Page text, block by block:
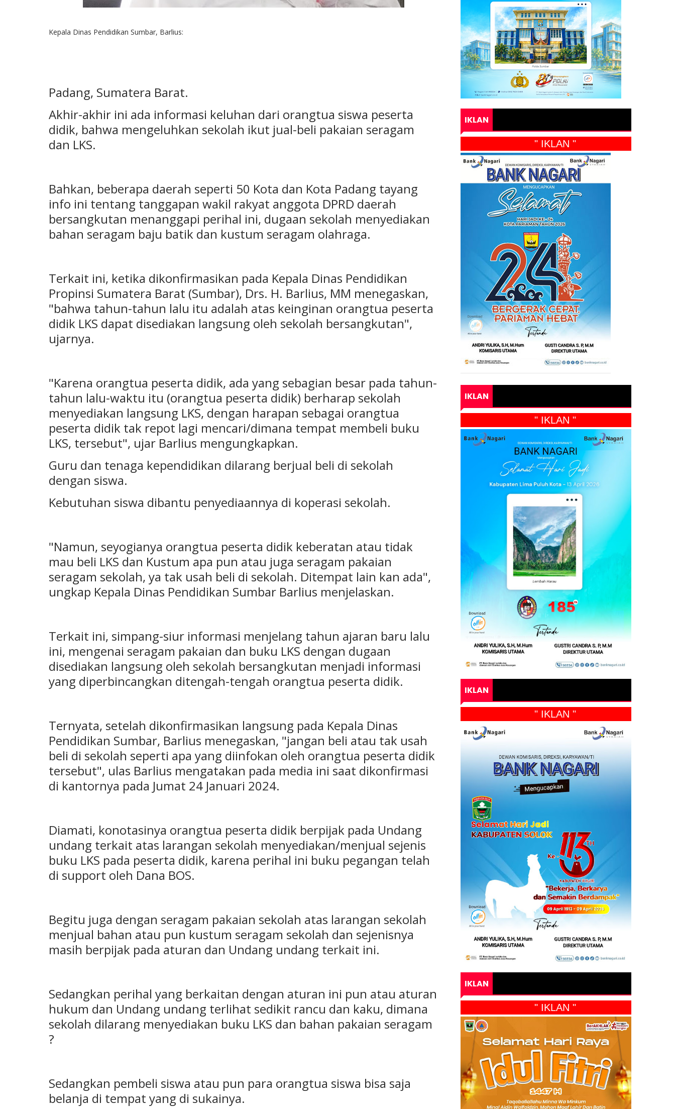
Kepala Dinas Pendidikan Sumbar, Barlius:
Padang, Sumatera Barat.
Akhir-akhir ini ada informasi keluhan dari orangtua siswa peserta
didik, bahwa mengeluhkan sekolah ikut jual-beli pakaian seragam
dan LKS.
Bahkan, beberapa daerah seperti 50 Kota dan Kota Padang tayang
info ini tentang tanggapan wakil rakyat anggota DPRD daerah
bersangkutan menanggapi perihal ini, dugaan sekolah menyediakan
bahan seragam baju batik dan kustum seragam olahraga.
Terkait ini, ketika dikonfirmasikan pada Kepala Dinas Pendidikan
Propinsi Sumatera Barat (Sumbar), Drs. H. Barlius, MM menegaskan,
"bahwa tahun-tahun lalu itu adalah atas keinginan orangtua peserta
didik LKS dapat disediakan langsung oleh sekolah bersangkutan",
ujarnya.
"Karena orangtua peserta didik, ada yang sebagian besar pada tahun-
tahun lalu-waktu itu (orangtua peserta didik) berharap sekolah
menyediakan langsung LKS, dengan harapan sebagai orangtua
peserta didik tak repot lagi mencari/dimana tempat membeli buku
LKS, tersebut", ujar Barlius mengungkapkan.
Guru dan tenaga kependidikan dilarang berjual beli di sekolah
dengan siswa.
Kebutuhan siswa dibantu penyediaannya di koperasi sekolah.
"Namun, seyogianya orangtua peserta didik keberatan atau tidak
mau beli LKS dan Kustum apa pun atau juga seragam pakaian
seragam sekolah, ya tak usah beli di sekolah. Ditempat lain kan ada",
ungkap Kepala Dinas Pendidikan Sumbar Barlius menjelaskan.
Terkait ini, simpang-siur informasi menjelang tahun ajaran baru lalu
ini, mengenai seragam pakaian dan buku LKS dengan dugaan
disediakan langsung oleh sekolah bersangkutan menjadi informasi
yang diperbincangkan ditengah-tengah orangtua peserta didik.
Ternyata, setelah dikonfirmasikan langsung pada Kepala Dinas
Pendidikan Sumbar, Barlius menegaskan, "jangan beli atau tak usah
beli di sekolah seperti apa yang diinfokan oleh orangtua peserta didik
tersebut", ulas Barlius mengatakan pada media ini saat dikonfirmasi
di kantornya pada Jumat 24 Januari 2024.
Diamati, konotasinya orangtua peserta didik berpijak pada Undang
undang terkait atas larangan sekolah menyediakan/menjual sejenis
buku LKS pada peserta didik, karena perihal ini buku pegangan telah
di support oleh Dana BOS.
Begitu juga dengan seragam pakaian sekolah atas larangan sekolah
menjual bahan atau pun kustum seragam sekolah dan sejenisnya
masih berpijak pada aturan dan Undang undang terkait ini.
Sedangkan perihal yang berkaitan dengan aturan ini pun atau aturan
hukum dan Undang undang terlihat sedikit rancu dan kaku, dimana
sekolah dilarang menyediakan buku LKS dan bahan pakaian seragam
?
Sedangkan pembeli siswa atau pun para orangtua siswa bisa saja
belanja di tempat yang di sukainya.
IKLAN
" IKLAN "
IKLAN
" IKLAN "
IKLAN
" IKLAN "
IKLAN
" IKLAN "